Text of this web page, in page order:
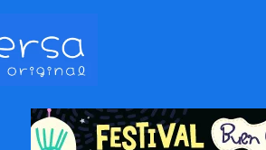
original